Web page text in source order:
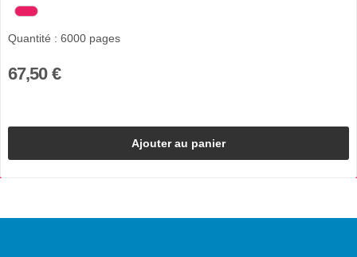
Quantité : 6000 pages
67,50 €
Ajouter au panier